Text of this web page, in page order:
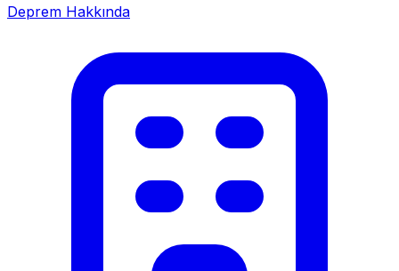
Deprem Hakkında